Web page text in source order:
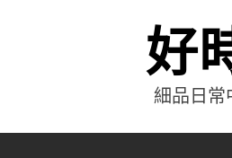
好
細品日常